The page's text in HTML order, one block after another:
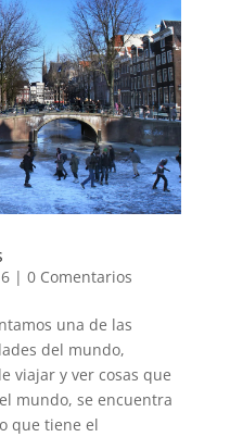
| 0 Comentarios
una de las
del mundo,
viajar y ver cosas que
mundo, se encuentra
que tiene el